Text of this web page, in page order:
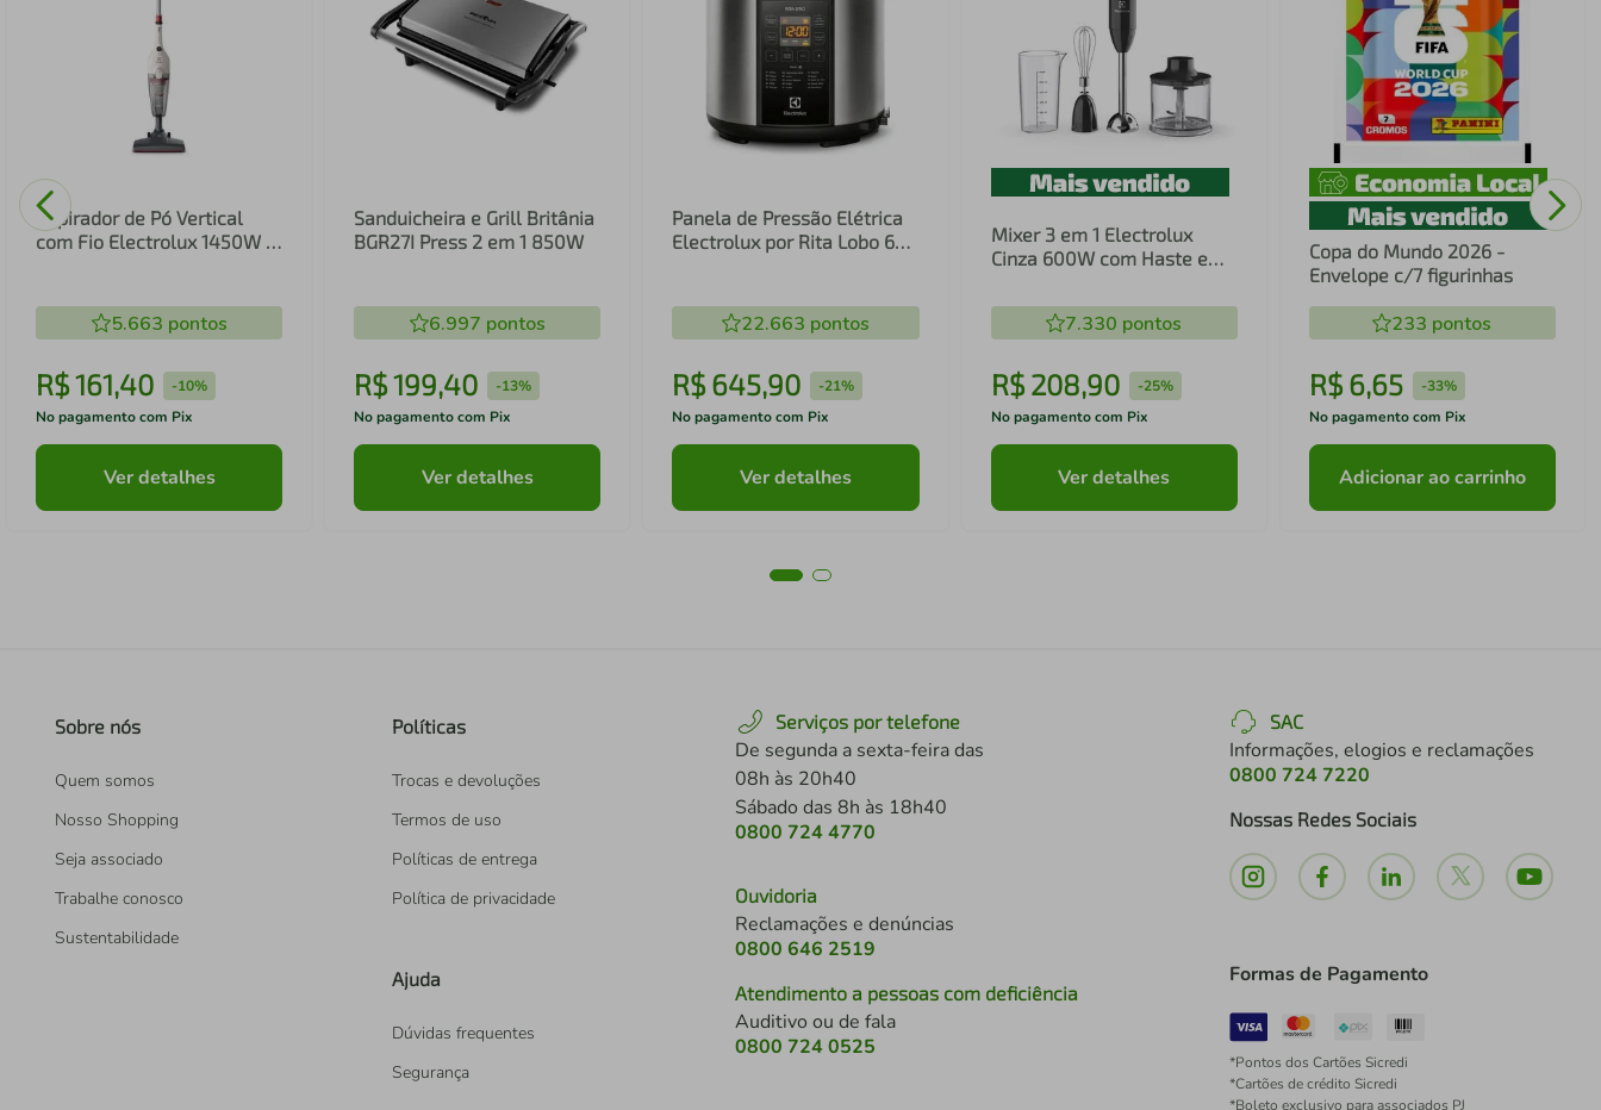
Aspirador de Pó Vertical
com Fio Electrolux 1450W 2
5.663 pontos
R$161,40 -10%
No pagamento com Pix
Ver detalhes
Sanduicheira e Grill Britânia
BGR27I Press 2 em 1 850W
6.997 pontos
R$199,40 -13%
No pagamento com Pix
Ver detalhes
Panela de Pressão Elétrica
Electrolux por Rita Lobo 6L
22.663 pontos
R$645,90 -21%
No pagamento com Pix
Ver detalhes
Mixer 3 em 1 Electrolux
Cinza 600W com Haste em
(EIB20)
7.330 pontos
R$ 208,90 -25%
No pagamento com Pix
Ver detalhes
Copa do Mundo 2026 -
Envelope c/7 figurinhas
233 pontos
R$ 6,65 -33%
No pagamento com Pix
Adicionar ao carrinho
Sobre nós
Quem somos
Nosso Shopping
Seja associado
Trabalhe conosco
Sustentabilidade
Políticas
Trocas e devoluções
Termos de uso
Políticas de entrega
Política de privacidade
Ajuda
Dúvidas frequentes
Segurança
Serviços por telefone
De segunda a sexta-feira das
08h às 20h40
Sábado das 8h às 18h40
0800 724 4770
Ouvidoria
Reclamações e denúncias
0800 646 2519
Atendimento a pessoas com deficiência
Auditivo ou de fala
0800 724 0525
SAC
Informações, elogios e reclamações
0800 724 7220
Nossas Redes Sociais
Formas de Pagamento
*Pontos dos Cartões Sicredi
*Cartões de crédito Sicredi
*Boleto exclusivo para associados PJ